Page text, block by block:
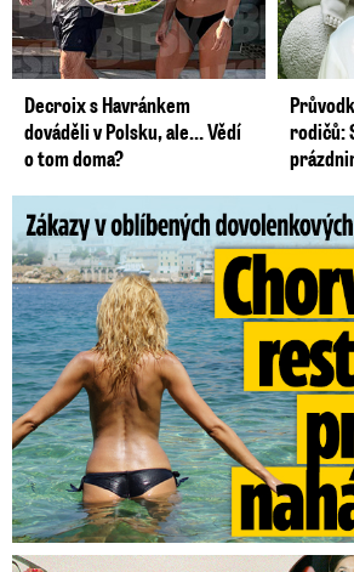
Decroix s Havránkem
dováděli v Polsku, ale… Vědí
o tom doma?
rodičů:
Zákazy v dovolenkových rájích: Restrikce